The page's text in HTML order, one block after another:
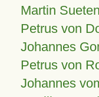
Martin
Petrus von
Johannes
Petrus von
Johannes